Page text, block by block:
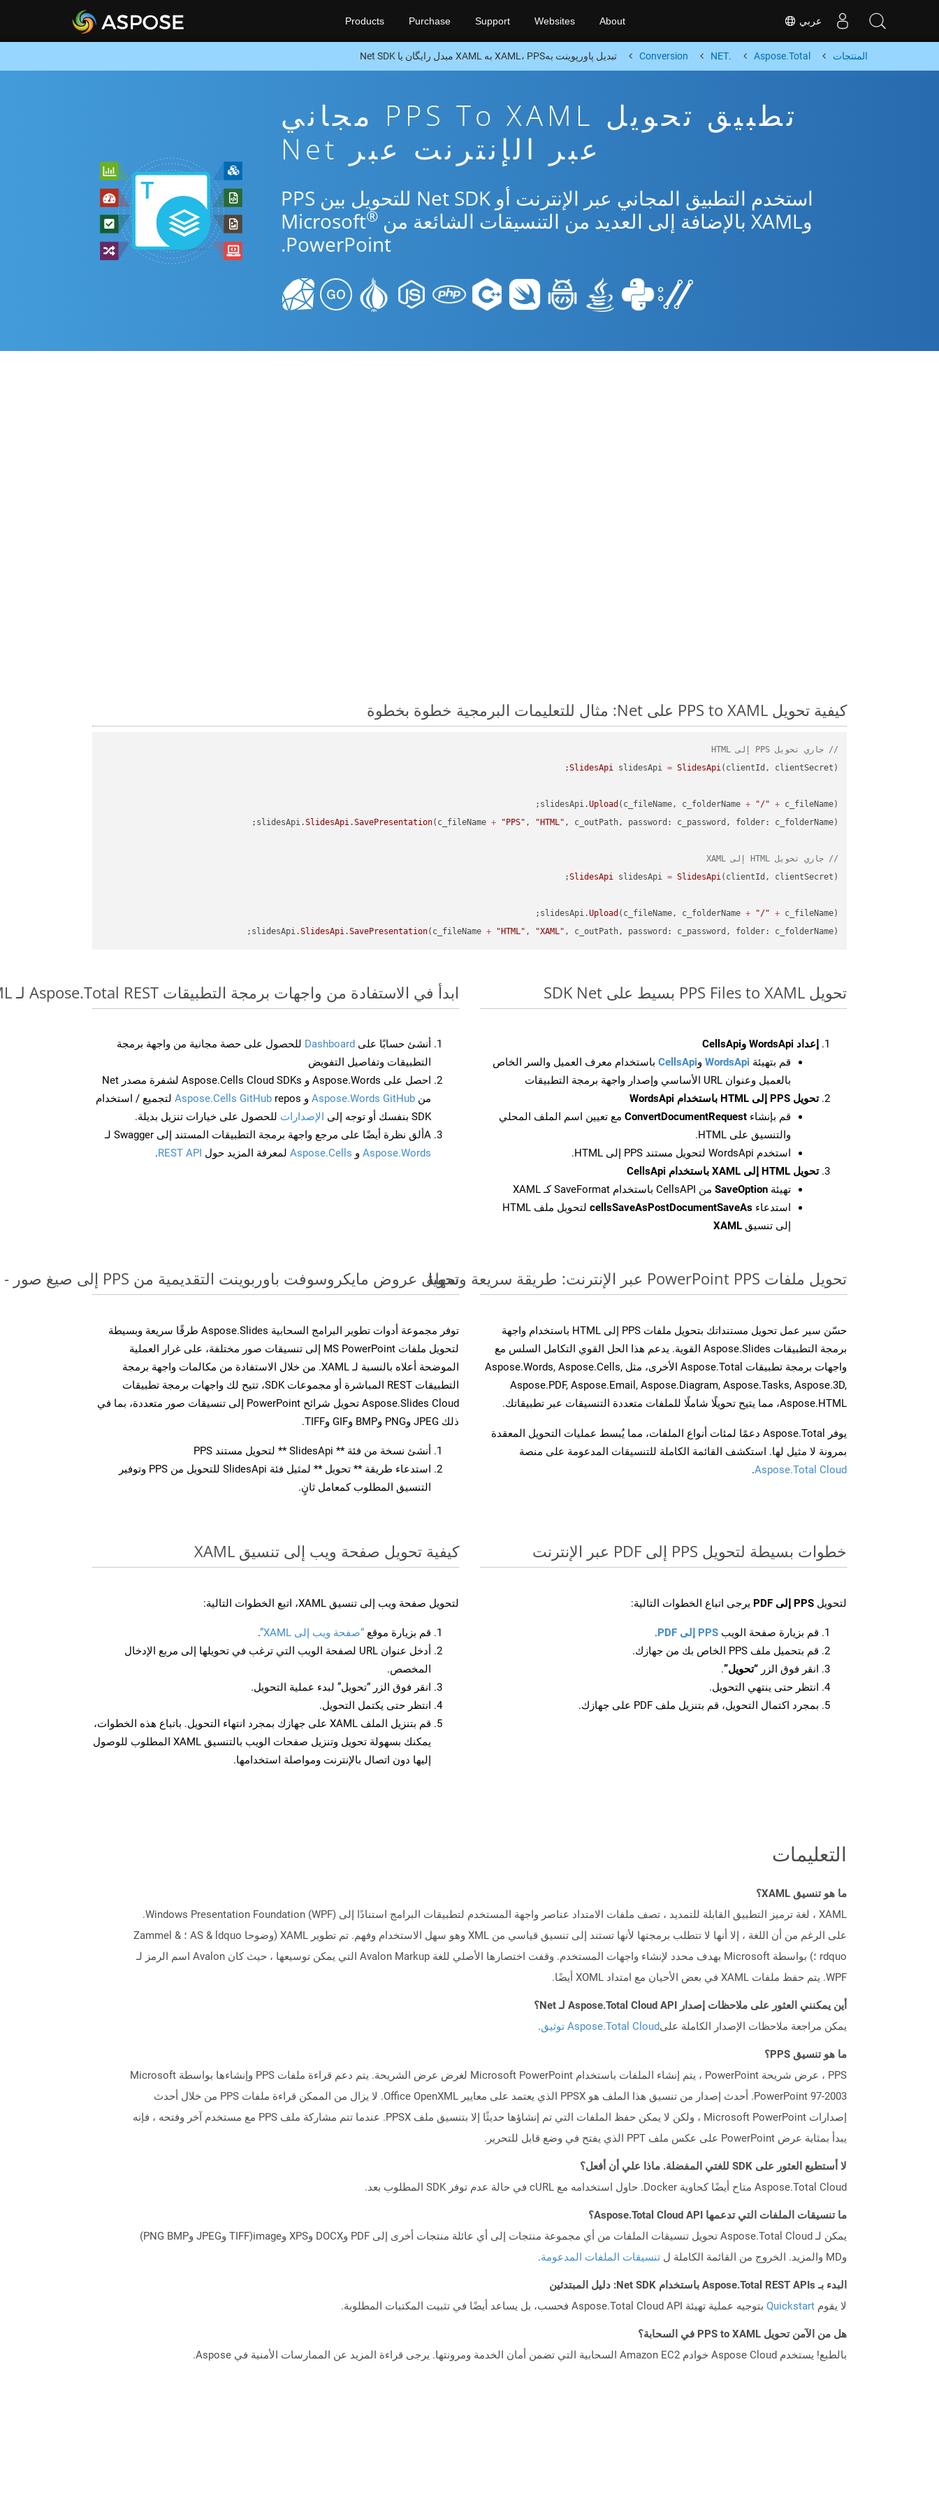
عربي Products Purchase Support Websites About
المنتجات Aspose.Total
.NET
Conversion تبدیل پاورپوینت بهXAML، PPS به XAML مبدل رایگان یا Net SDK
تطبيق تحويل PPS To XAML مجاني
عبر الإنترنت عبر Net
استخدم التطبيق المجاني عبر الإنترنت أو Net SDK للتحويل بين PPS
وXAML بالإضافة إلى العديد من التنسيقات الشائعة من Microsoft
®
PowerPoint.
كيفية تحويل PPS to XAML على Net: مثال للتعليمات البرمجية خطوة بخطوة
// جاري تحويل PPS إلى HTML
SlidesApi slidesApi = SlidesApi
slidesApi.Upload (c_fileName, c_folderName + "/" +
slidesApi.SlidesApi.SavePresentation(c_fileName + "PPS" , "HTML"
// جاري تحويل HTML إلى XAML
SlidesApi slidesApi = SlidesApi
slidesApi.Upload (c_fileName, c_folderName + "/" +
slidesApi.SlidesApi.SavePresentation(c_fileName + "HTML" , "XAML" , c_outPath, password: c_password, folder: c_folderName);
تحويل PPS Files to XAML بسيط على SDK Net
إعداد WordsApi وCellsApi
قم بتهيئة WordsApi وCellsApi باستخدام معرف العميل والسر الخاص
بالعميل وعنوان URL الأساسي وإصدار واجهة برمجة التطبيقات
تحويل PPS إلى HTML باستخدام WordsApi
قم بإنشاء ConvertDocumentRequest مع تعيين اسم الملف المحلي
والتنسيق على HTML.
استخدم WordsApi لتحويل مستند PPS إلى HTML.
تحويل HTML إلى XAML باستخدام CellsApi
تهيئة SaveOption من CellsAPI باستخدام SaveFormat كـ XAML
استدعاء cellsSaveAsPostDocumentSaveAs
لتحويل ملف HTML
إلى تنسيق XAML
ابدأ في الاستفادة من واجهات برمجة التطبيقات Aspose.Total REST لـ PPS to XAML
أنشئ حسابًا على Dashboard للحصول على حصة مجانية من واجهة برمجة
التطبيقات وتفاصيل التفويض
احصل على Aspose.Words و Aspose.Cells Cloud SDKs لشفرة مصدر Net
من Aspose.Words GitHub و Aspose.Cells GitHub repos لتجميع / استخدام
SDK بنفسك أو توجه إلى
الإصدارات للحصول على خيارات تنزيل بديلة.
Aألق نظرة أيضًا على مرجع واجهة برمجة التطبيقات المستند إلى Swagger لـ
Aspose.Words و Aspose.Cells لمعرفة المزيد حول REST API
.
تحويل ملفات PowerPoint PPS عبر الإنترنت: طريقة سريعة وسهلة
حسّن سير عمل تحويل مستنداتك بتحويل ملفات PPS إلى HTML باستخدام واجهة
برمجة التطبيقات Aspose.Slides القوية. يدعم هذا الحل القوي التكامل السلس مع
واجهات برمجة تطبيقات Aspose.Total الأخرى، مثل Aspose.Words, Aspose.Cells,
Aspose.PDF, Aspose.Email, Aspose.Diagram, Aspose.Tasks, Aspose.3D,
Aspose.HTML، مما يتيح تحويلًا شاملًا للملفات متعددة التنسيقات عبر تطبيقاتك.
يوفر Aspose.Total دعمًا لمئات أنواع الملفات، مما يُبسط عمليات التحويل المعقدة
بمرونة لا مثيل لها. استكشف القائمة الكاملة للتنسيقات المدعومة على منصة
Aspose.Total Cloud
.
تحويل عروض مايكروسوفت باوربوينت التقديمية من PPS إلى صيغ صور - دليل خطوة بخطوة
توفر مجموعة أدوات تطوير البرامج السحابية Aspose.Slides طرقًا سريعة وبسيطة
لتحويل ملفات MS PowerPoint إلى تنسيقات صور مختلفة، على غرار العملية
الموضحة أعلاه بالنسبة لـ XAML. من خلال الاستفادة من مكالمات واجهة برمجة
التطبيقات REST المباشرة أو مجموعات SDK، تتيح لك واجهات برمجة تطبيقات
Aspose.Slides Cloud تحويل شرائح PowerPoint إلى تنسيقات صور متعددة، بما في
ذلك JPEG وPNG وBMP وGIF وTIFF.
أنشئ نسخة من فئة ** SlidesApi ** لتحويل مستند PPS
استدعاء طريقة ** تحويل ** لمثيل فئة SlidesApi للتحويل من PPS وتوفير
التنسيق المطلوب كمعامل ثانٍ.
خطوات بسيطة لتحويل PPS إلى PDF عبر الإنترنت
لتحويل PPS إلى PDF يرجى اتباع الخطوات التالية:
قم بزيارة صفحة الويب PPS إلى PDF
.
قم بتحميل ملف PPS الخاص بك من جهازك.
انقر فوق الزر “تحويل”.
انتظر حتى ينتهي التحويل.
بمجرد اكتمال التحويل، قم بتنزيل ملف PDF على جهازك.
كيفية تحويل صفحة ويب إلى تنسيق XAML
لتحويل صفحة ويب إلى تنسيق XAML، اتبع الخطوات التالية:
قم بزيارة موقع “صفحة ويب إلى XAML”
.
أدخل عنوان URL لصفحة الويب التي ترغب في تحويلها إلى مربع الإدخال
المخصص.
انقر فوق الزر “تحويل” لبدء عملية التحويل.
انتظر حتى يكتمل التحويل.
قم بتنزيل الملف XAML على جهازك بمجرد انتهاء التحويل. باتباع هذه الخطوات،
يمكنك بسهولة تحويل وتنزيل صفحات الويب بالتنسيق XAML المطلوب للوصول
إليها دون اتصال بالإنترنت ومواصلة استخدامها.
التعليمات
ما هو تنسيق XAML؟
XAML ، لغة ترميز التطبيق القابلة للتمديد ، تصف ملفات الامتداد عناصر واجهة المستخدم لتطبيقات البرامج استنادًا إلى Windows Presentation Foundation (WPF).
على الرغم من أن اللغة ، إلا أنها لا تتطلب برمجتها لأنها تستند إلى تنسيق قياسي من XML وهو سهل الاستخدام وفهم. تم تطوير XAML (وضوحا AS & ldquo ؛ Zammel &
rdquo ؛) بواسطة Microsoft بهدف محدد لإنشاء واجهات المستخدم. وقفت اختصارها الأصلي للغة Avalon Markup التي يمكن توسيعها ، حيث كان Avalon اسم الرمز لـ
WPF. يتم حفظ ملفات XAML في بعض الأحيان مع امتداد XOML أيضًا.
أين يمكنني العثور على ملاحظات إصدار Aspose.Total Cloud API لـ Net؟
يمكن مراجعة ملاحظات الإصدار الكاملة علىAspose.Total Cloud توثيق .
ما هو تنسيق PPS؟
PPS ، عرض شريحة PowerPoint ، يتم إنشاء الملفات باستخدام Microsoft PowerPoint لغرض عرض الشريحة. يتم دعم قراءة ملفات PPS وإنشاءها بواسطة Microsoft
PowerPoint 97-2003. أحدث إصدار من تنسيق هذا الملف هو PPSX الذي يعتمد على معايير Office OpenXML. لا يزال من الممكن قراءة ملفات PPS من خلال أحدث
إصدارات Microsoft PowerPoint ، ولكن لا يمكن حفظ الملفات التي تم إنشاؤها حديثًا إلا بتنسيق ملف PPSX. عندما تتم مشاركة ملف PPS مع مستخدم آخر وفتحه ، فإنه
يبدأ بمثابة عرض PowerPoint على عكس ملف PPT الذي يفتح في وضع قابل للتحرير.
لا أستطيع العثور على SDK للغتي المفضلة. ماذا علي أن أفعل؟
Aspose.Total Cloud متاح أيضًا كحاوية Docker. حاول استخدامه مع cURL في حالة عدم توفر SDK المطلوب بعد.
ما تنسيقات الملفات التي تدعمها Aspose.Total Cloud API؟
يمكن لـ Aspose.Total Cloud تحويل تنسيقات الملفات من أي مجموعة منتجات إلى أي عائلة منتجات أخرى إلى PDF وDOCX وXPS وimage(TIFF وJPEG وPNG BMP)
وMD والمزيد. الخروج من القائمة الكاملة ل
تنسيقات الملفات المدعومة.
البدء بـ Aspose.Total REST APIs باستخدام Net SDK: دليل المبتدئين
لا يقوم Quickstart بتوجيه عملية تهيئة Aspose.Total Cloud API فحسب، بل يساعد أيضًا في تثبيت المكتبات المطلوبة.
هل من الآمن تحويل PPS to XAML في السحابة؟
بالطبع! يستخدم Aspose Cloud خوادم Amazon EC2 السحابية التي تضمن أمان الخدمة ومرونتها. يرجى قراءة المزيد عن الممارسات الأمنية في Aspose.